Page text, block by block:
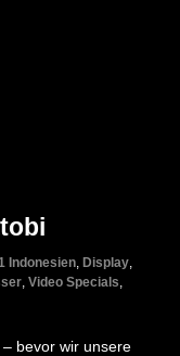
Indonesien, Display,
, Video Specials,
bevor wir unsere